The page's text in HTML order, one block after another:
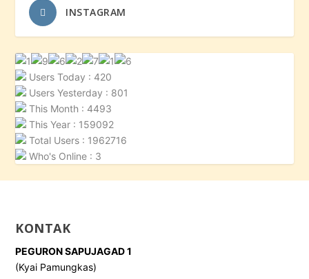
INSTAGRAM
Users Today : 420
Users Yesterday : 801
This Month : 4493
This Year : 159092
Total Users : 1962716
Who's Online : 3
KONTAK
PEGURON SAPUJAGAD 1
(Kyai Pamungkas)